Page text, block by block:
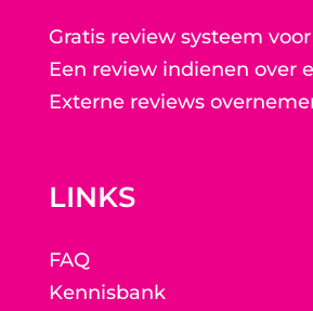
Gratis review systeem
Een review indienen over
Externe reviews
LINKS
FAQ
Kennisbank